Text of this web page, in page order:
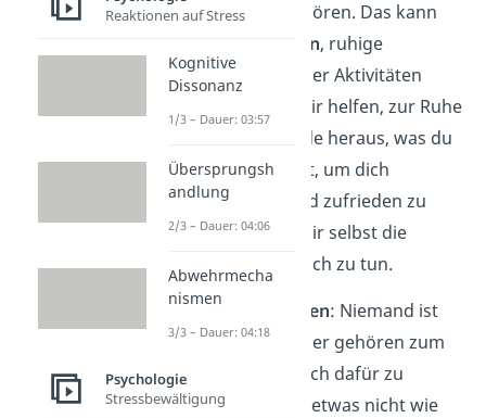
in dich hineinzuhören. Das kann
Meditation, ruhige
Spaziergänge
oder Aktivitäten
geschehen, die dir helfen, zur Ruhe
zu kommen. Finde heraus, was du
wirklich brauchst, um dich
ausgeglichen und zufrieden zu
fühlen, und gib dir selbst die
Erlaubnis, das auch zu tun.
Fehler akzeptieren: Niemand ist
perfekt, und Fehler gehören zum
Leben. Anstatt dich dafür zu
kritisieren
, dass etwas nicht wie
Reaktionen auf Stress
Kognitive
Dissonanz
1/3 – Dauer: 03:57
Übersprungsh
andlung
2/3 – Dauer: 04:06
Abwehrmecha
nismen
3/3 – Dauer: 04:18
Psychologie
Stressbewältigung